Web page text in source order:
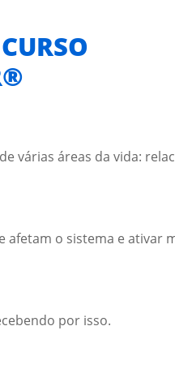
várias áreas da vida:
o sistema e ativar
por isso.